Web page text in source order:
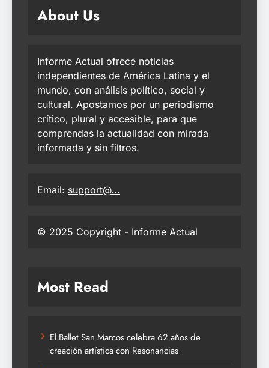
About Us
Informe Actual ofrece noticias
independientes de América Latina y el
mundo, con análisis político, social y
cultural. Apostamos por un periodismo
crítico, plural y accesible, para que
comprendas la actualidad con mirada
informada y sin filtros.
Email: support@...
© 2025 Copyright - Informe Actual
Most Read
El Ballet San Marcos celebra 62 años de
creación artística con Resonancias